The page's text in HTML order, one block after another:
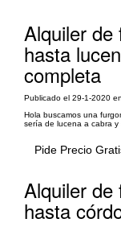
Alquiler de
hasta
completa
Publicado el 29-1-2020
Hola buscamos una
sería de lucena a cabra
Pide Precio
Alquiler de
hasta